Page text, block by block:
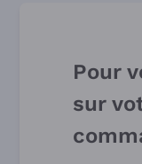
Pour
sur